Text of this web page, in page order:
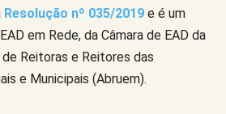
Resolução nº 035/2019 e é um
em Rede, da Câmara de EAD da
Reitoras e Reitores das
e Municipais (Abruem).